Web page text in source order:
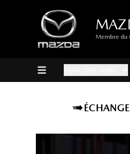
Membre du